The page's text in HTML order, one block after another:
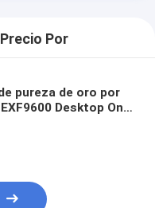
Por
pureza de oro por
Desktop One